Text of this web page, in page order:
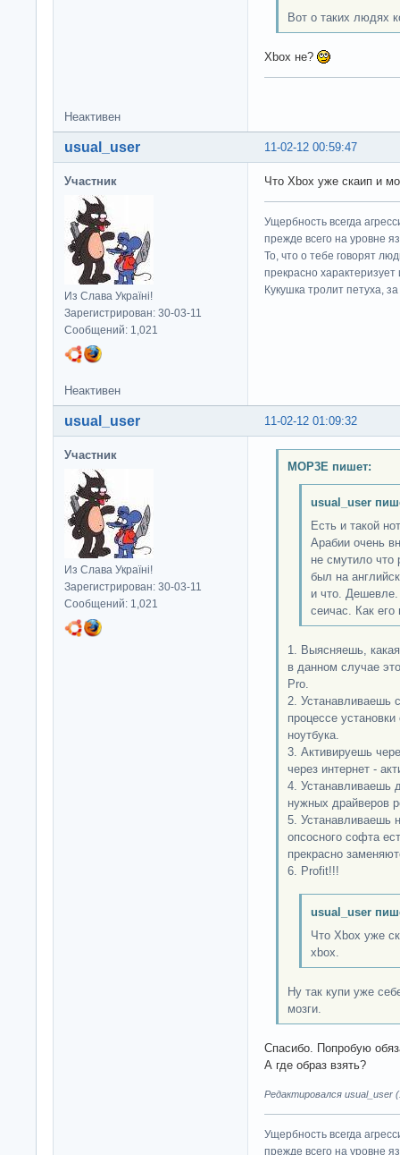
Вот о таких людях
Xbox не?
Неактивен
11-02-12 00:59:47
usual_user
Участник
Из Слава Україні!
Зарегистрирован: 30-03-11
Сообщений: 1,021
Что Xbox уже скаип и
Ущербность всегда
прежде всего на уровне
То, что о тебе говорят
прекрасно характеризует
Кукушка тролит петуха,
Неактивен
11-02-12 01:09:32
usual_user
Участник
Из Слава Україні!
Зарегистрирован: 30-03-11
Сообщений: 1,021
MOP3E пишет:
usual_user
Есть и такой
Арабии очень
не смутило что
был на
и что. Дешевле.
сеичас. Как его
1. Выясняешь,
в данном случае
Pro.
2. Устанавливаешь
процессе
ноутбука.
3. Активируешь
через интернет -
4. Устанавливаешь
нужных драйверов
5. Устанавливаешь
опсосного софта
прекрасно
6. Profit!!!
usual_user
Что Xbox уже
xbox.
Ну так купи уже
мозги.
Спасибо. Попробую
А где образ взять?
Редактировался usual_user
Ущербность всегда
прежде всего на уровне